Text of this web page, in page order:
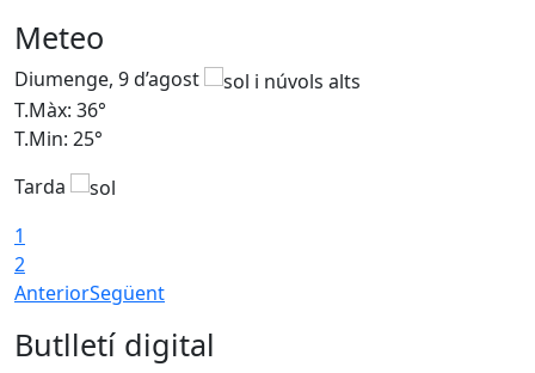
Meteo
Diumenge, 9 d’agost
T.Màx: 36°
T.Min: 25°
Tarda
1
2
AnteriorSegüent
Butlletí digital